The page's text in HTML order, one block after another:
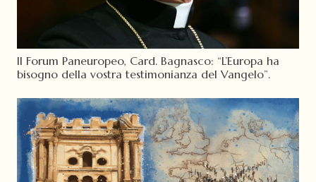
II Forum Paneuropeo, Card. Bagnasco: “L’Europa ha
bisogno della vostra testimonianza del Vangelo”.